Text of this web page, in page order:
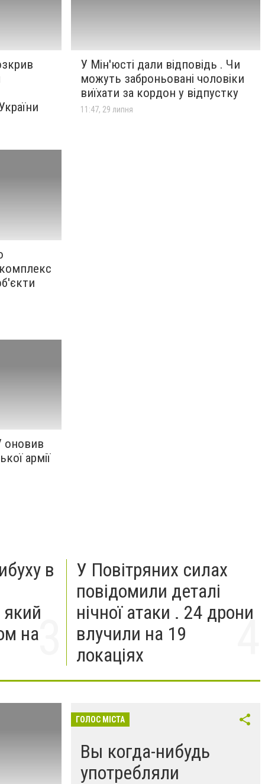
оновив
армії
У Мін'юсті дали відповідь . Чи
можуть заброньовані чоловіки
виїхати за кордон у відпустку
11:47, 29 липня
в
на
У Повітряних силах
повідомили деталі
нічної атаки . 24 дрони
влучили на 19
локаціях
ГОЛОС МІСТА
Вы когда-нибудь
употребляли